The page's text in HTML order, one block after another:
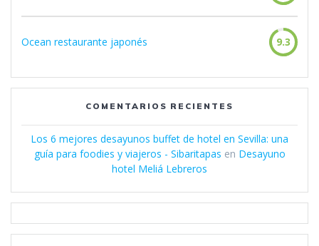
Ocean restaurante japonés 9.3
COMENTARIOS RECIENTES
Los 6 mejores desayunos buffet de hotel en Sevilla: una
guía para foodies y viajeros - Sibaritapas en Desayuno
hotel Meliá Lebreros